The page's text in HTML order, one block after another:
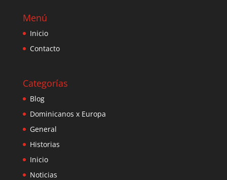
Menú
Inicio
Contacto
Categorías
Blog
Dominicanos x Europa
General
Historias
Inicio
Noticias